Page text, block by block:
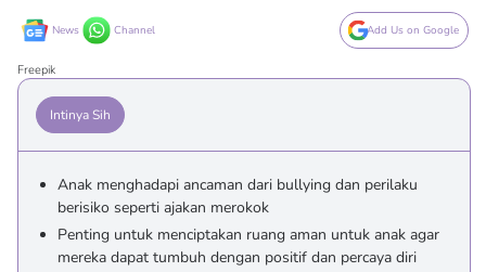
News Channel Add Us on Google
Freepik
Intinya Sih
Anak menghadapi ancaman dari bullying dan perilaku
berisiko seperti ajakan merokok
Penting untuk menciptakan ruang aman untuk anak agar
mereka dapat tumbuh dengan positif dan percaya diri